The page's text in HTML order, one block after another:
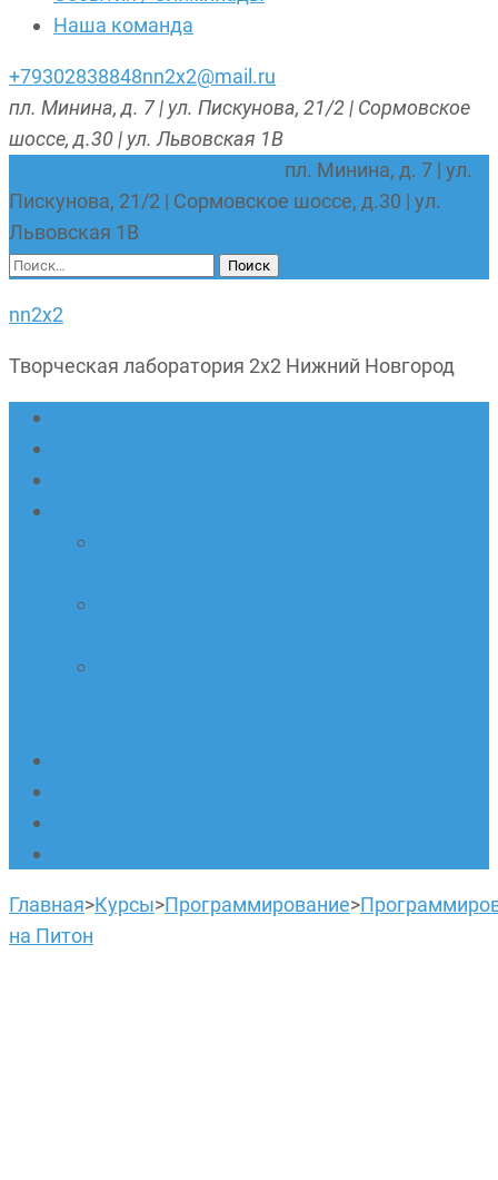
Наша команда
+79302838848nn2x2@mail.ru
пл. Минина, д. 7 | ул. Пискунова, 21/2 | Сормовское
шоссе, д.30 | ул. Львовская 1В
пл. Минина, д. 7 | ул.
Пискунова, 21/2 | Сормовское шоссе, д.30 | ул.
Львовская 1В
Найти:
nn2x2
Творческая лаборатория 2х2 Нижний Новгород
Главная>Курсы>Программирование>
на Питон